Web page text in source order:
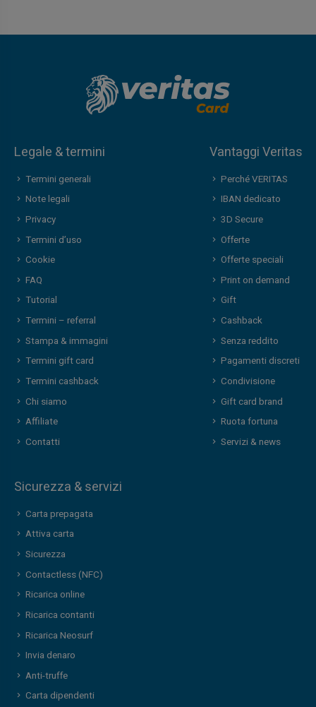
Legale & termini
Termini generali
Note legali
Privacy
Termini d’uso
Cookie
FAQ
Tutorial
Termini – referral
Stampa & immagini
Termini gift card
Termini cashback
Chi siamo
Affiliate
Contatti
Vantaggi Veritas
Perché VERITAS
IBAN dedicato
3D Secure
Offerte
Offerte speciali
Print on demand
Gift
Cashback
Senza reddito
Pagamenti discreti
Condivisione
Gift card brand
Ruota fortuna
Servizi & news
Sicurezza & servizi
Carta prepagata
Attiva carta
Sicurezza
Contactless (NFC)
Ricarica online
Ricarica contanti
Ricarica Neosurf
Invia denaro
Anti-truffe
Carta dipendenti